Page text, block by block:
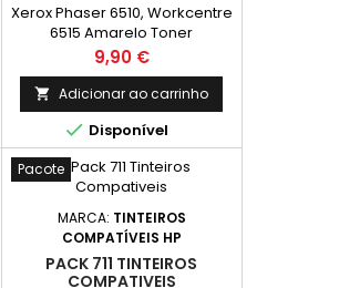
Xerox Phaser 6510, Workcentre
6515 Amarelo Toner
Compativel 106R03692,
106R03479, 106R03475
Capacidade: 4.300 Pág.
Preço
9,90 €
 Adicionar ao carrinho
 Disponível
Pacote
MARCA: TINTEIROS
COMPATÍVEIS HP
PACK 711 TINTEIROS
COMPATIVEIS